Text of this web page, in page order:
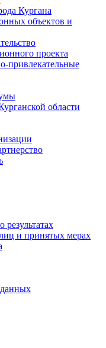
Кургана
объектов и
проекта
привлекательные
области
и принятых мерах